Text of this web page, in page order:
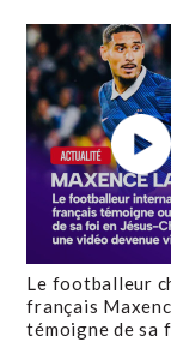
Le footballeur
français
témoigne de sa